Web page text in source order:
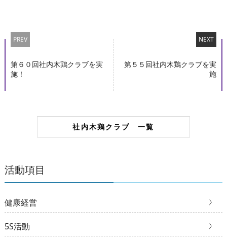
PREV
第６０回社内木鶏クラブを実
施！
NEXT
第５５回社内木鶏クラブを実
施
社内木鶏クラブ 一覧
活動項目
健康経営
5S活動